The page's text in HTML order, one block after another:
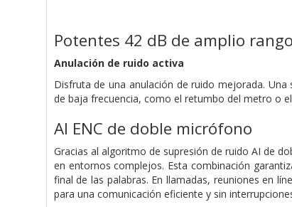
Potentes 42 dB de amplio
Anulación de ruido activa
Disfruta de una anulación de ruido mejorada.
de baja frecuencia, como el retumbo del metro o
AI ENC de doble micrófono
Gracias al algoritmo de supresión de ruido AI de
en entornos complejos. Esta combinación
final de las palabras. En llamadas, reuniones en
para una comunicación eficiente y sin